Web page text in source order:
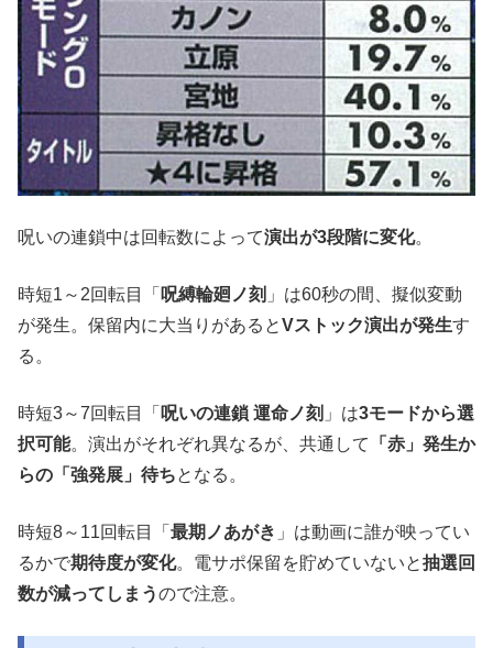
呪いの連鎖中は回転数によって演出が3段階に変化。
時短1～2回転目「 呪縛輪廻ノ刻 」は60秒の間、擬似変動
が発生。保留内に大当りがあるとVストック演出が発生す
る。
時短3～7回転目「 呪いの連鎖 運命ノ刻 」は3モードから選
択可能。演出がそれぞれ異なるが、共通して
「赤」発生か
らの「強発展」待ちとなる。
時短8～11回転目「 最期ノあがき 」は動画に誰が映ってい
るかで期待度が変化。電サポ保留を貯めていないと抽選回
数が減ってしまうので注意。